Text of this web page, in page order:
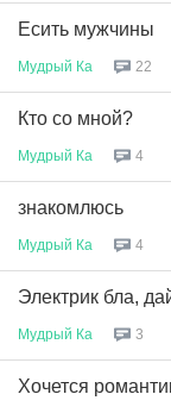
Есить мужчины
Мудрый Ка 22
Кто со мной?
Мудрый Ка 4
знакомлюсь
Мудрый Ка 4
Электрик бла,
Мудрый Ка 3
Хочется